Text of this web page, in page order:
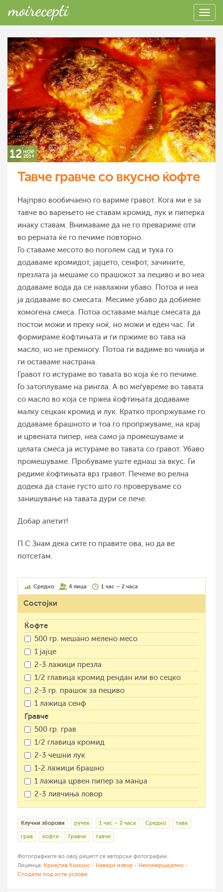
12 ное
2014
Тавче гравче со вкусно ќофте
Најпрво вообичаено го вариме гравот. Кога ми е за
тавче во варењето не ставам кромид, лук и пиперка
инаку ставам. Внимаваме да не го превариме оти
во рерната ќе го печиме повторно.
Го ставаме месото во поголем сад и тука го
додаваме кромидот, јајцето, сенфот, зачините,
презлата ја мешаме со прашокот за пециво и во неа
додаваме вода да се навлажни убаво. Потоа и неа
ја додаваме во смесата. Месиме убаво да добиеме
хомогена смеса. Потоа оставаме малце смесата да
постои можи и преку ноќ, но можи и еден час. Ги
формираме ќофтињата и ги пржиме во тава на
масло, но не премногу. Потоа ги вадиме во чинија и
ги оставаме настрана.
Гравот го истураме во тавата во која ќе го печиме.
Го затоплуваме на рингла. А во меѓувреме во тавата
со масло во која се пржеа ќофтињата додаваме
малку сецкан кромид и лук. Кратко пропржуваме го
додаваме брашното и тоа го пропржуваме, на крај
и црвената пипер, неа само ја промешуваме и
целата смеса ја истураме во тавата со гравот. Убаво
промешуваме. Пробуваме уште еднаш за вкус. Ги
редиме ќофтињата врз гравот. Печеме во релна
додека да стане густо што го проверуваме со
занишување на тавата дури се пече.
Добар апетит!
П.С Знам дека сите го правите ова, но да ве
потсетам.
Средно 4 лица 1 час – 2 часа
Состојки
Ќофте
500 гр. мешано мелено месо
1 јајце
2-3 лажици презла
1/2 главица кромид рендан или во сецко
2-3 гр. прашок за пециво
1 лажица сенф
Гравче
500 гр. грав
1/2 главица кромид
2-3 чешни лук
1-2 лажици брашно
1 лажица црвен пипер за манџа
2-3 ливчиња ловор
Клучни зборови ручек 1 час – 2 часа Средно тава
грав ќофте Гравче тавче
Фотографиите во овој рецепт се авторски фотографии.
Лиценца: Криејтив Комонс - Наведи извор - Некомерцијално -
Сподели под исти услови